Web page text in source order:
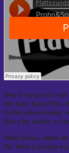
Dor is en groot witt
He harr keen Tiet,
Geiht allens toenn,
Harr he dacht, wi
Man Söten, sühst
De Welt is (man)